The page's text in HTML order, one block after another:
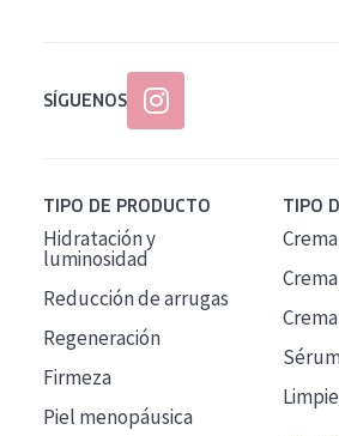
SÍGUENOS
TIPO DE PRODUCTO
Hidratación y
luminosidad
Reducción de arrugas
Regeneración
Firmeza
Piel menopáusica
TIPO